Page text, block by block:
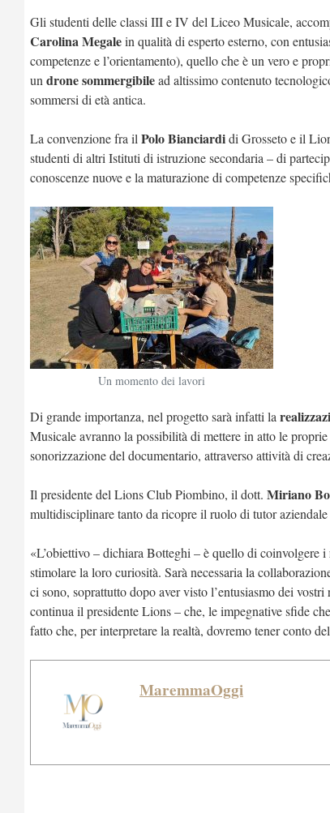
Gli studenti delle classi III e IV del Liceo Musicale,
Carolina Megalein qualità di esperto esterno, con
competenze e l’orientamento), quello che è un vero e
un drone sommergibilead altissimo contenuto
sommersi di età antica.
La convenzione fra il Polo Bianciardidi Grosseto e il
studenti di altri Istituti di istruzione secondaria – di
conoscenze nuove e la maturazione di competenze
Un momento dei lavori
Di grande importanza, nel progetto sarà infatti la
Musicale avranno la possibilità di mettere in atto le
sonorizzazione del documentario, attraverso attività di
Il presidente del Lions Club Piombino, il dott. Miriano
multidisciplinare tanto da ricopre il ruolo di tutor
«L’obiettivo – dichiara Botteghi – è quello di coinvolgere
stimolare la loro curiosità. Sarà necessaria la
ci sono, soprattutto dopo aver visto l’entusiasmo dei
continua il presidente Lions – che, le impegnative sfide
fatto che, per interpretare la realtà, dovremo tener conto
MaremmaOggi